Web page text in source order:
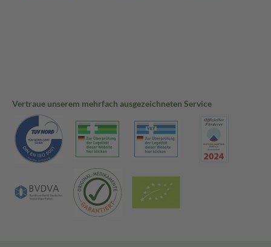
Vertraue unserem mehrfach ausgezeichneten Service